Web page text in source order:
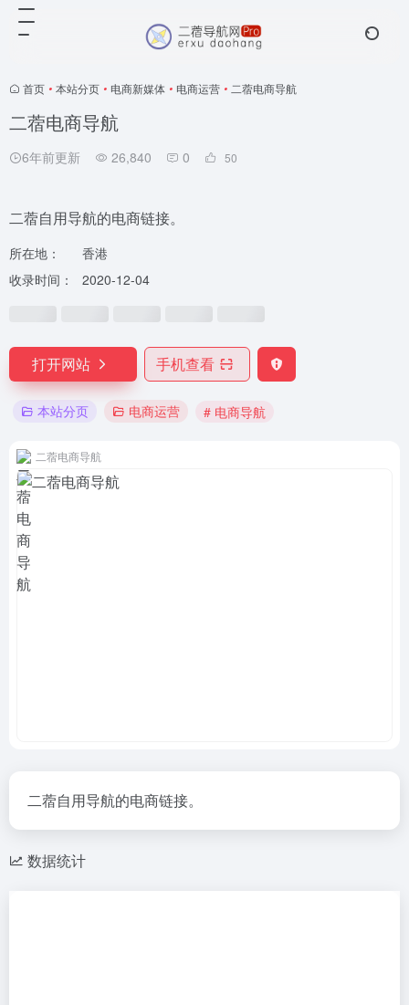
首页 • 本站分页 • 电商新媒体 • 电商运营 • 二蓿电商导航
二蓿电商导航
6年前更新 26,840 0 50
二蓿自用导航的电商链接。
所在地：
香港
收录时间：
2020-12-04
打开网站 手机查看
本站分页 电商运营 # 电商导航
二蓿电商导航
二蓿自用导航的电商链接。
数据统计